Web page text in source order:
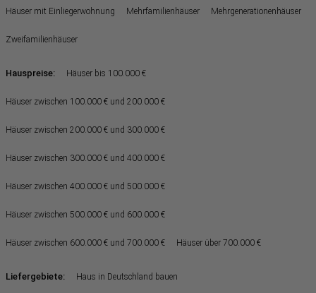
Häuser mit Einliegerwohnung Mehrfamilienhäuser Mehrgenerationenhäuser
Zweifamilienhäuser
Hauspreise: Häuser bis 100.000 €
Häuser zwischen 100.000 € und 200.000 €
Häuser zwischen 200.000 € und 300.000 €
Häuser zwischen 300.000 € und 400.000 €
Häuser zwischen 400.000 € und 500.000 €
Häuser zwischen 500.000 € und 600.000 €
Häuser zwischen 600.000 € und 700.000 € Häuser über 700.000 €
Liefergebiete: Haus in Deutschland bauen